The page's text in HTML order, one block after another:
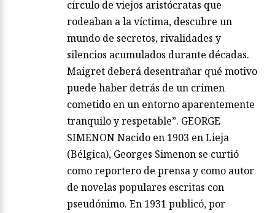
círculo de viejos aristócratas que
rodeaban a la víctima, descubre un
mundo de secretos, rivalidades y
silencios acumulados durante décadas.
Maigret deberá desentrañar qué motivo
puede haber detrás de un crimen
cometido en un entorno aparentemente
tranquilo y respetable”. GEORGE
SIMENON Nacido en 1903 en Lieja
(Bélgica), Georges Simenon se curtió
como reportero de prensa y como autor
de novelas populares escritas con
pseudónimo. En 1931 publicó, por